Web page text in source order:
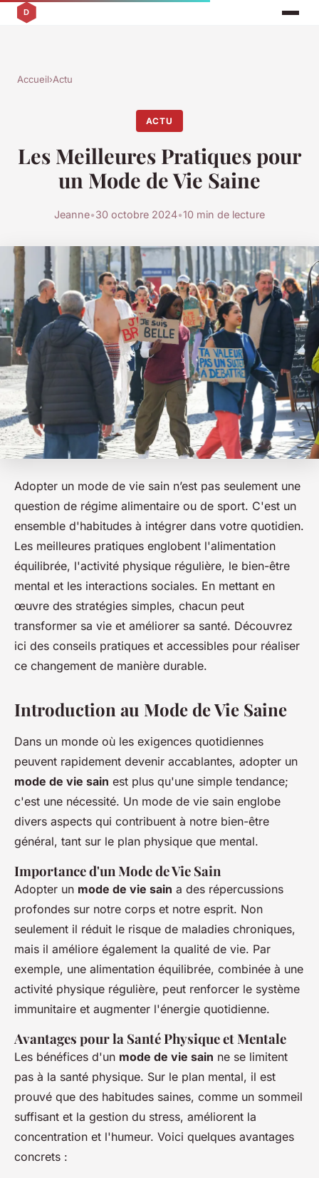
Accueil›Actu
ACTU
Les Meilleures Pratiques pour
un Mode de Vie Saine
Jeanne•30 octobre 2024•10 min de lecture
Adopter un mode de vie sain n’est pas seulement une
question de régime alimentaire ou de sport. C'est un
ensemble d'habitudes à intégrer dans votre quotidien.
Les meilleures pratiques englobent l'alimentation
équilibrée, l'activité physique régulière, le bien-être
mental et les interactions sociales. En mettant en
œuvre des stratégies simples, chacun peut
transformer sa vie et améliorer sa santé. Découvrez
ici des conseils pratiques et accessibles pour réaliser
ce changement de manière durable.
Introduction au Mode de Vie Saine
Dans un monde où les exigences quotidiennes
peuvent rapidement devenir accablantes, adopter un
mode de vie sain est plus qu'une simple tendance;
c'est une nécessité. Un mode de vie sain englobe
divers aspects qui contribuent à notre bien-être
général, tant sur le plan physique que mental.
Importance d'un Mode de Vie Sain
Adopter un mode de vie sain a des répercussions
profondes sur notre corps et notre esprit. Non
seulement il réduit le risque de maladies chroniques,
mais il améliore également la qualité de vie. Par
exemple, une alimentation équilibrée, combinée à une
activité physique régulière, peut renforcer le système
immunitaire et augmenter l'énergie quotidienne.
Avantages pour la Santé Physique et Mentale
Les bénéfices d'un mode de vie sain ne se limitent
pas à la santé physique. Sur le plan mental, il est
prouvé que des habitudes saines, comme un sommeil
suffisant et la gestion du stress, améliorent la
concentration et l'humeur. Voici quelques avantages
concrets :